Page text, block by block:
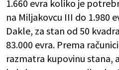
1.660 evra koliko je
na Miljakovcu III do 1.980
Dakle, za stan od 50
83.000 evra. Prema
razmatra kupovinu stana,